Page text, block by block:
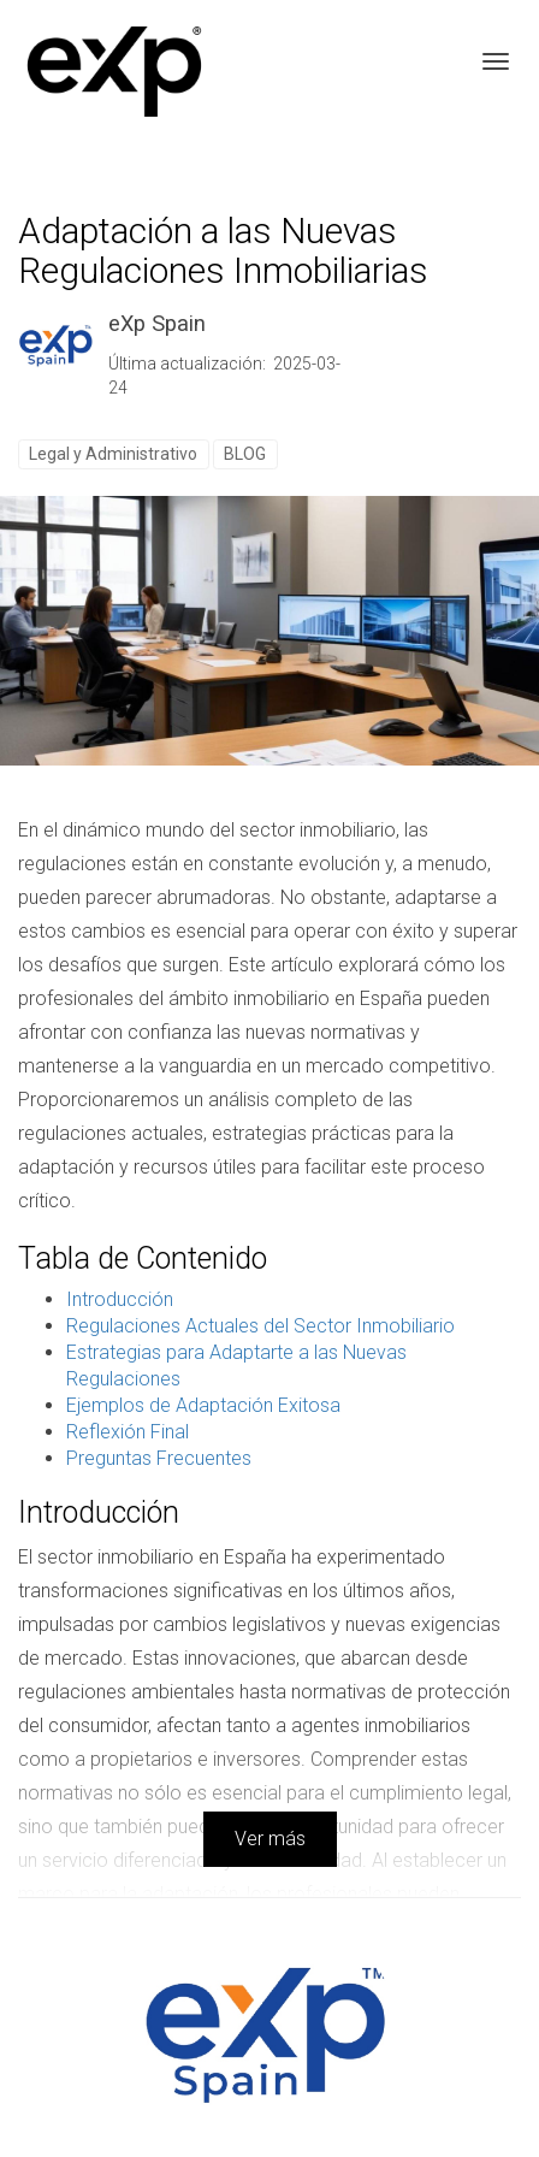
Adaptación a las Nuevas
Regulaciones Inmobiliarias
eXp Spain
Última actualización: 2025-03-
24
Legal y Administrativo BLOG
En el dinámico mundo del sector inmobiliario, las
regulaciones están en constante evolución y, a menudo,
pueden parecer abrumadoras. No obstante, adaptarse a
estos cambios es esencial para operar con éxito y superar
los desafíos que surgen. Este artículo explorará cómo los
profesionales del ámbito inmobiliario en España pueden
afrontar con confianza las nuevas normativas y
mantenerse a la vanguardia en un mercado competitivo.
Proporcionaremos un análisis completo de las
regulaciones actuales, estrategias prácticas para la
adaptación y recursos útiles para facilitar este proceso
crítico.
Tabla de Contenido
Introducción
Regulaciones Actuales del Sector Inmobiliario
Estrategias para Adaptarte a las Nuevas
Regulaciones
Ejemplos de Adaptación Exitosa
Reflexión Final
Preguntas Frecuentes
Introducción
El sector inmobiliario en España ha experimentado
transformaciones significativas en los últimos años,
impulsadas por cambios legislativos y nuevas exigencias
de mercado. Estas innovaciones, que abarcan desde
regulaciones ambientales hasta normativas de protección
del consumidor, afectan tanto a agentes inmobiliarios
como a propietarios e inversores. Comprender estas
normativas no sólo es esencial para el cumplimiento legal,
sino que también puede ser una oportunidad para ofrecer
un servicio diferenciado y de alta calidad. Al establecer un
confianza de sus clientes.
Regulaciones Actuales del Sector
Ver más